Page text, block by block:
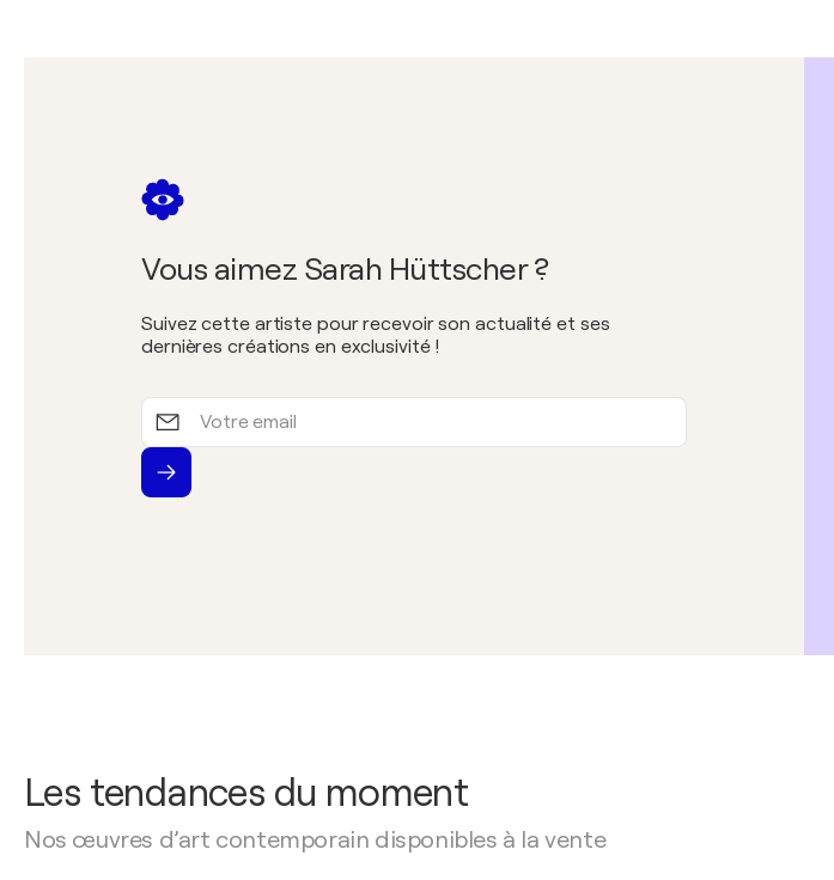
Vous aimez Sarah Hüttscher ?
Suivez cette artiste pour recevoir son actualité et ses
dernières créations en exclusivité !
Votre
email
Les tendances du moment
Nos œuvres d’art contemporain disponibles à la vente